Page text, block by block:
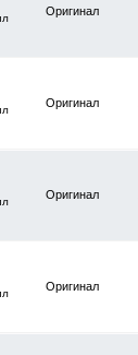
Оригинал
Оригинал
Оригинал
Оригинал